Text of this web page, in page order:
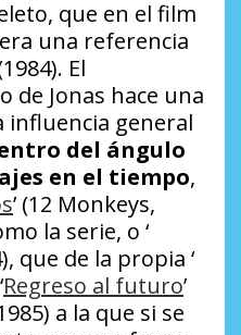
que en el film
una referencia
El
de Jonas hace una
influencia general
del ángulo
en el tiempo,
’ (12 Monkeys,
la serie, o ‘
que de la propia ‘
Regreso al futuro’
a la que si se